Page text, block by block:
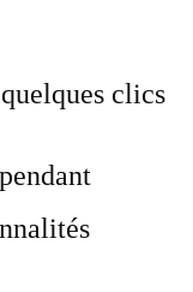
clics